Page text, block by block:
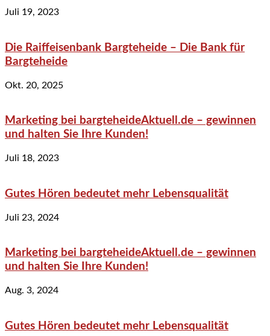
Juli 19, 2023
Die Raiffeisenbank Bargteheide – Die Bank für
Bargteheide
Okt. 20, 2025
Marketing bei bargteheideAktuell.de – gewinnen
und halten Sie Ihre Kunden!
Juli 18, 2023
Gutes Hören bedeutet mehr Lebensqualität
Juli 23, 2024
Marketing bei bargteheideAktuell.de – gewinnen
und halten Sie Ihre Kunden!
Aug. 3, 2024
Gutes Hören bedeutet mehr Lebensqualität